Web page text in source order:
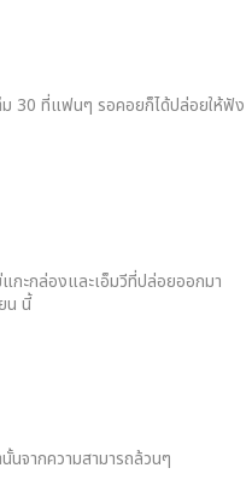
30 ที่แฟนๆ รอคอยก็ได้ปล่อยให้ฟัง
กะกล่องและเอ็มวีที่ปล่อยออกมา
น นี้
นจากความสามารถล้วนๆ